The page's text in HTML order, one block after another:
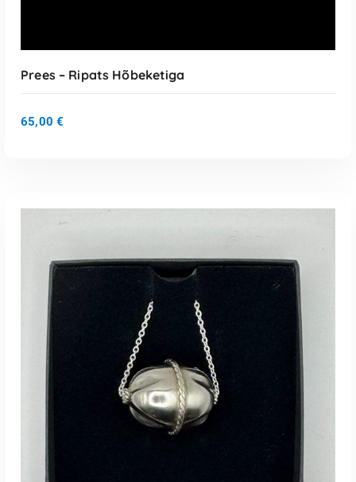
LISA KORVI
Prees – Ripats Hõbeketiga
65,00 €